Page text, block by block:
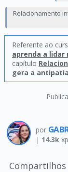
Relacionamento
Referente ao
aprenda a lidar
capítulo
gera a antipatia
por
| 14.3k